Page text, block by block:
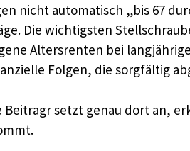
nicht automatisch „bis 67
Die wichtigsten
Altersrenten bei
Folgen, die sorgfältig
Beitragr setzt genau dort an,